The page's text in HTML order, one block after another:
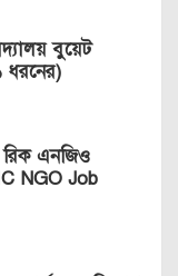
বুয়েট
ধরনের)
রিক এনজিও
NGO Job